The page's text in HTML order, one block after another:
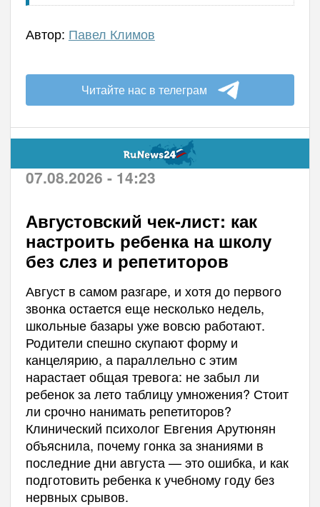
Автор: Павел Климов
Читайте нас в телеграм
07.08.2026 - 14:23
Августовский чек-лист: как
настроить ребенка на школу
без слез и репетиторов
Август в самом разгаре, и хотя до первого
звонка остается еще несколько недель,
школьные базары уже вовсю работают.
Родители спешно скупают форму и
канцелярию, а параллельно с этим
нарастает общая тревога: не забыл ли
ребенок за лето таблицу умножения? Стоит
ли срочно нанимать репетиторов?
Клинический психолог Евгения Арутюнян
объяснила, почему гонка за знаниями в
последние дни августа — это ошибка, и как
подготовить ребенка к учебному году без
нервных срывов.